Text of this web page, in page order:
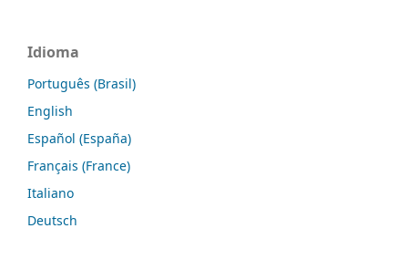
Idioma
Português (Brasil)
English
Español (España)
Français (France)
Italiano
Deutsch